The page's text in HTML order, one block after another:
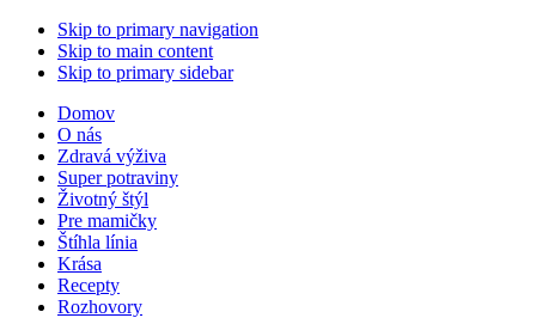
Skip to primary navigation
Skip to main content
Skip to primary sidebar
Domov
O nás
Zdravá výživa
Super potraviny
Životný štýl
Pre mamičky
Štíhla línia
Krása
Recepty
Rozhovory